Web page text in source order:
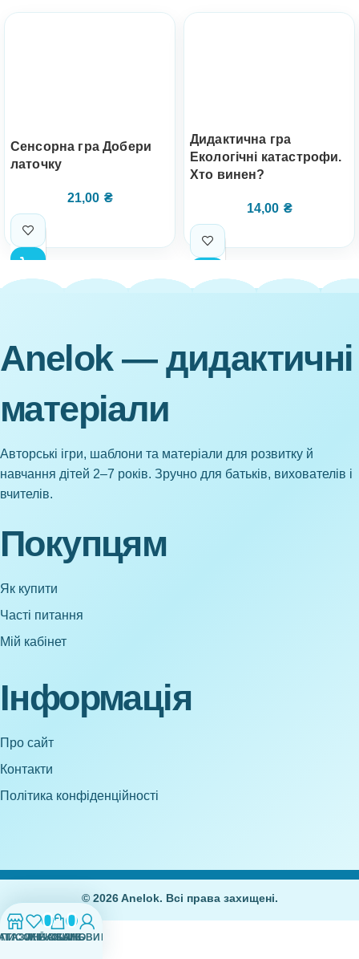
Сенсорна гра Добери
латочку
21,00 ₴
Дидактична гра
Екологічні катастрофи.
Хто винен?
14,00 ₴
Anelok — дидактичні
матеріали
Авторські ігри, шаблони та матеріали для розвитку й
навчання дітей 2–7 років. Зручно для батьків, вихователів і
вчителів.
Покупцям
Як купити
Часті питання
Мій кабінет
Інформація
Про сайт
Контакти
Політика конфіденційності
0
БАЖАНЬ
0
КОШИК
МІЙ ОБЛІКОВИЙ ЗАПИС
© 2026 Anelok. Всі права захищені.